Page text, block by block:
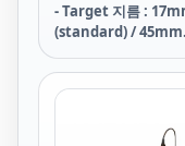
흑체로 (100°C
~1300°C)
- Target 지름 :
(standard) / 45mm